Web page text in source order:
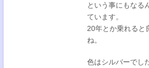
という事にもなる
ています。
20年とか乗れると
ね。
色はシルバーでし